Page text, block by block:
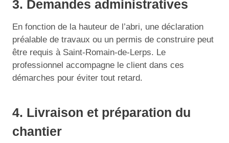
3. Demandes administratives
En fonction de la hauteur de l’abri, une déclaration
préalable de travaux ou un permis de construire peut
être requis à Saint-Romain-de-Lerps. Le
professionnel accompagne le client dans ces
démarches pour éviter tout retard.
4. Livraison et préparation du
chantier